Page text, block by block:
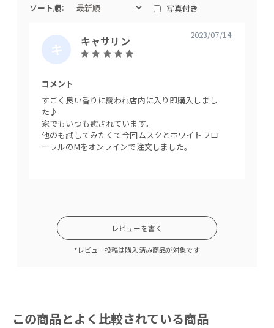
ソート順: 写真付き
キ
ャ
サ
リ
ン
キャサリン 2023/07/14
コメント
すごく良い香りに誘われ店内に入り即購入しまし
た♪
家でもいつも癒されています。
他のも試してみたくて今回ムスクとホワイトフロ
ーラルのMをオンラインで注文しました。
レビューを書く
*レビュー投稿は購入済み商品が対象です
この商品とよく比較されている商品